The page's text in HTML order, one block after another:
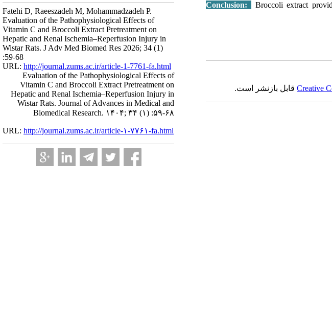
Fatehi D, Raeeszadeh M, Mohammadzadeh P.
Evaluation of the Pathophysiological Effects of
Vitamin C and Broccoli Extract Pretreatment on
Hepatic and Renal Ischemia–Reperfusion Injury in
Wistar Rats. J Adv Med Biomed Res 2026; 34 (1)
:59-68
URL: http://journal.zums.ac.ir/article-1-7761-fa.html
Evaluation of the Pathophysiological Effects of
Vitamin C and Broccoli Extract Pretreatment on
Hepatic and Renal Ischemia–Reperfusion Injury in
Wistar Rats. Journal of Advances in Medical and
Biomedical Research. ۱۴۰۴; ۳۴ (۱) :۵۹-۶۸
URL: http://journal.zums.ac.ir/article-۱-۷۷۶۱-fa.html
Conclusion:
Broccoli extract
Creativeقابل بازنشر است.